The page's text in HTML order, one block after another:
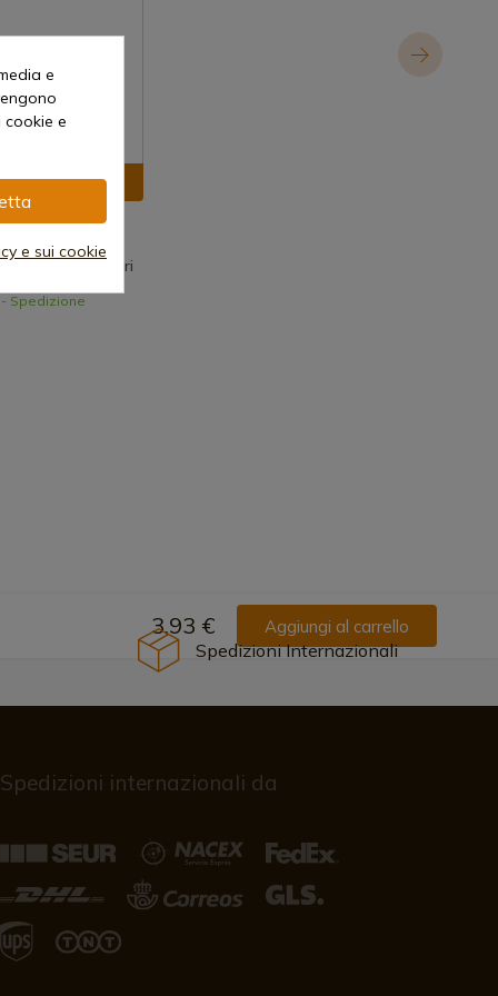
prodotto
caffè Arcos Capri
Spedizione
3,93 € Aggiungi al carrello
Spedizioni Internazionali
Spedizioni internazionali da
e
e
e sui cookie